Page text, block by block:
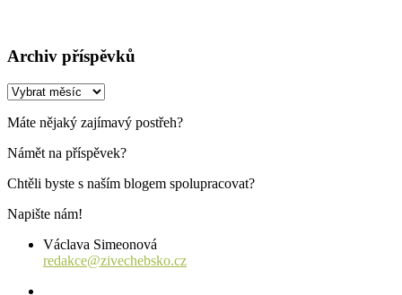
Archiv příspěvků
Archiv
Máte nějaký zajímavý postřeh?
Námět na příspěvek?
Chtěli byste s naším blogem spolupracovat?
Napište nám!
Václava Simeonová
redakce@zivechebsko.cz